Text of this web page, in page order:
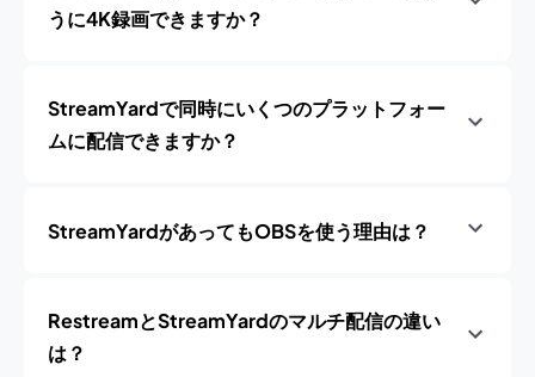
うに4K録画できますか？
StreamYardで同時にいくつのプラットフォー
ムに配信できますか？
StreamYardがあってもOBSを使う理由は？
RestreamとStreamYardのマルチ配信の違い
は？